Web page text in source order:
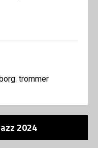
trommer
2024